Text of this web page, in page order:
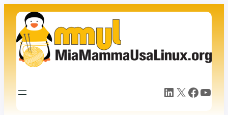
contenuto
LinkedIn X Facebook YouTube